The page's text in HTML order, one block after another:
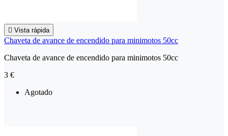
 Vista rápida
Chaveta de avance de encendido para minimotos 50cc
Chaveta de avance de encendido para minimotos 50cc
3 €
Agotado